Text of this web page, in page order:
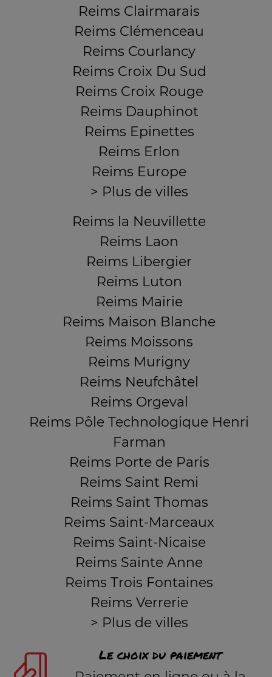
Reims Clairmarais
Reims Clémenceau
Reims Courlancy
Reims Croix Du Sud
Reims Croix Rouge
Reims Dauphinot
Reims Epinettes
Reims Erlon
Reims Europe
> Plus de villes
Reims la Neuvillette
Reims Laon
Reims Libergier
Reims Luton
Reims Mairie
Reims Maison Blanche
Reims Moissons
Reims Murigny
Reims Neufchâtel
Reims Orgeval
Reims Pôle Technologique Henri
Farman
Reims Porte de Paris
Reims Saint Remi
Reims Saint Thomas
Reims Saint-Marceaux
Reims Saint-Nicaise
Reims Sainte Anne
Reims Trois Fontaines
Reims Verrerie
> Plus de villes
Le choix du paiement